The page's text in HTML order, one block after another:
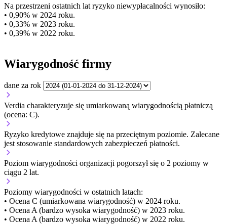
Na przestrzeni ostatnich lat ryzyko niewypłacalności wynosiło:
• 0,90% w 2024 roku.
• 0,33% w 2023 roku.
• 0,39% w 2022 roku.
Wiarygodność firmy
dane za rok
Verdia charakteryzuje się umiarkowaną wiarygodnością płatniczą
(ocena: C).
Ryzyko kredytowe znajduje się na przeciętnym poziomie. Zalecane
jest stosowanie standardowych zabezpieczeń płatności.
Poziom wiarygodności organizacji pogorszył się o 2 poziomy w
ciągu 2 lat.
Poziomy wiarygodności w ostatnich latach:
• Ocena C (umiarkowana wiarygodność) w 2024 roku.
• Ocena A (bardzo wysoka wiarygodność) w 2023 roku.
• Ocena A (bardzo wysoka wiarygodność) w 2022 roku.